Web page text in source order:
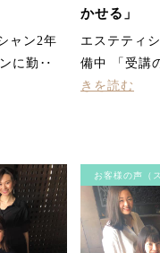
ャン2年
に勤‥
かせる」
エステティ
備中 「受講
きを読む
お客様の声（